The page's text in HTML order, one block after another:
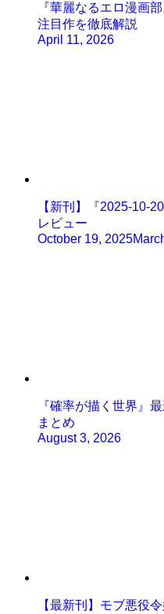
『華麗なるエロ漫画
注目作を徹底解説
April 11, 2026
【新刊】『2025-10-
レビュー
October 19, 2025
『確率が描く世界』
まとめ
August 3, 2026
【最新刊】モブ悪役